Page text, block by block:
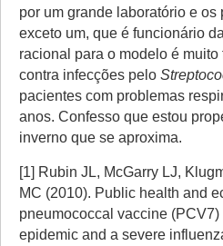
por um grande laboratório e
exceto um, que é funcionário
racional para o modelo é
contra infecções pelo
pacientes com problemas
anos. Confesso que estou
inverno que se aproxima.
[1] Rubin JL, McGarry LJ,
MC (2010). Public health and
pneumococcal vaccine
epidemic and a severe